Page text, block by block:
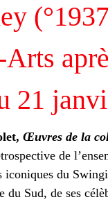
Arts
21
Œuvres de la
de
iconiques du
du Sud, de ses